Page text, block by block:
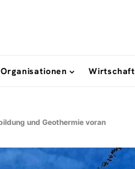
Organisationen Wirtschaft
und Geothermie voran